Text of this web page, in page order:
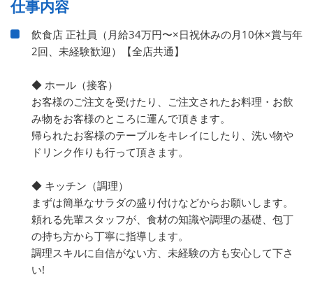
仕事内容
飲食店 正社員（月給34万円〜×日祝休みの月10休×賞与年
2回、未経験歓迎）【全店共通】
◆ ホール（接客）
お客様のご注文を受けたり、ご注文されたお料理・お飲
み物をお客様のところに運んで頂きます。
帰られたお客様のテーブルをキレイにしたり、洗い物や
ドリンク作りも行って頂きます。
◆ キッチン（調理）
まずは簡単なサラダの盛り付けなどからお願いします。
頼れる先輩スタッフが、食材の知識や調理の基礎、包丁
の持ち方から丁寧に指導します。
調理スキルに自信がない方、未経験の方も安心して下さ
い!